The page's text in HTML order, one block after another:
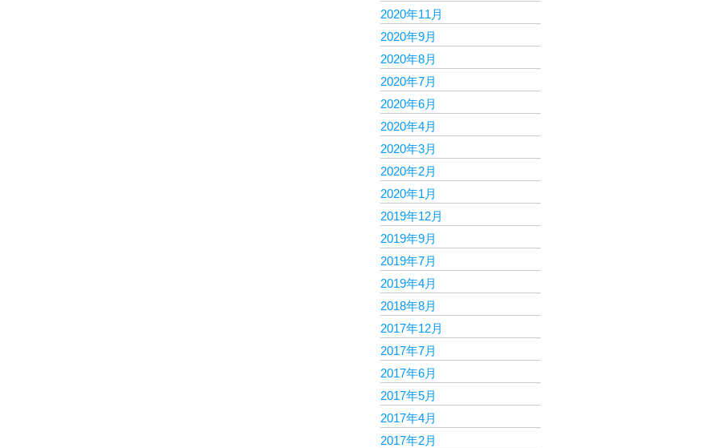
2020年11月
2020年9月
2020年8月
2020年7月
2020年6月
2020年4月
2020年3月
2020年2月
2020年1月
2019年12月
2019年9月
2019年7月
2019年4月
2018年8月
2017年12月
2017年7月
2017年6月
2017年5月
2017年4月
2017年2月